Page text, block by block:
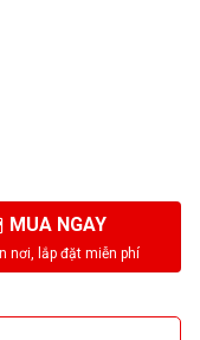
MUA NGAY